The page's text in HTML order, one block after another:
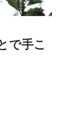
で手こ